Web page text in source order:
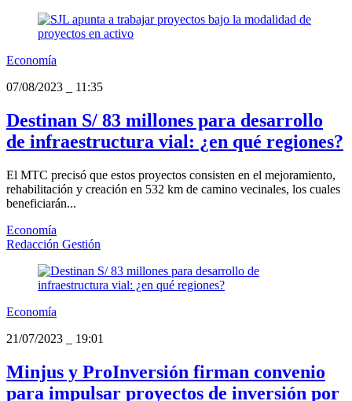
Economía
07/08/2023
11:35
Destinan S/ 83 millones para desarrollo
de infraestructura vial: ¿en qué regiones?
El MTC precisó que estos proyectos consisten en el mejoramiento,
rehabilitación y creación en 532 km de camino vecinales, los cuales
beneficiarán...
Economía
Redacción Gestión
Economía
21/07/2023
19:01
Minjus y ProInversión firman convenio
para impulsar proyectos de inversión por